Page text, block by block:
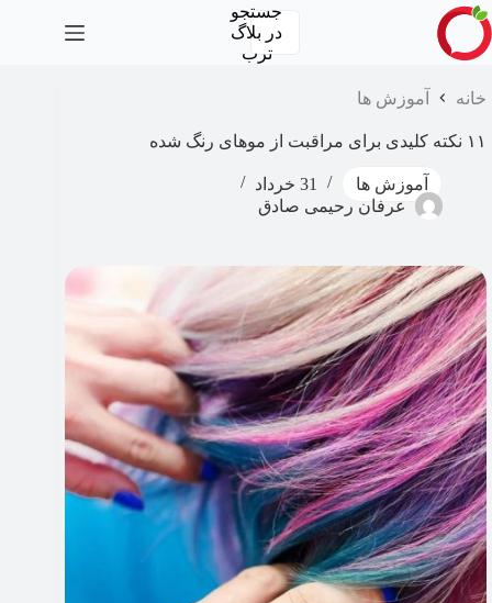
پرش
به
محتوا
جستجو
در بلاگ
ترب
خانه آموزش ها
۱۱ نکته کلیدی برای مراقبت از موهای رنگ شده
آموزش ها
31 خرداد
عرفان رحیمی صادق